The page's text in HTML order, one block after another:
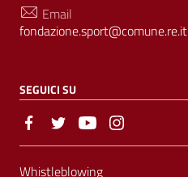
Email
fondazione.sport@comune.re.it
SEGUICI SU
Whistleblowing